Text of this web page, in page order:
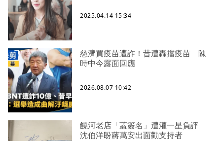
2025.04.14 15:34
慈濟買疫苗遭詐！昔遭轟擋疫苗 陳
時中今露面回應
2026.08.07 10:42
饒河老店「蓋簽名」遭灌一星負評
沈伯洋盼蔣萬安出面勸支持者